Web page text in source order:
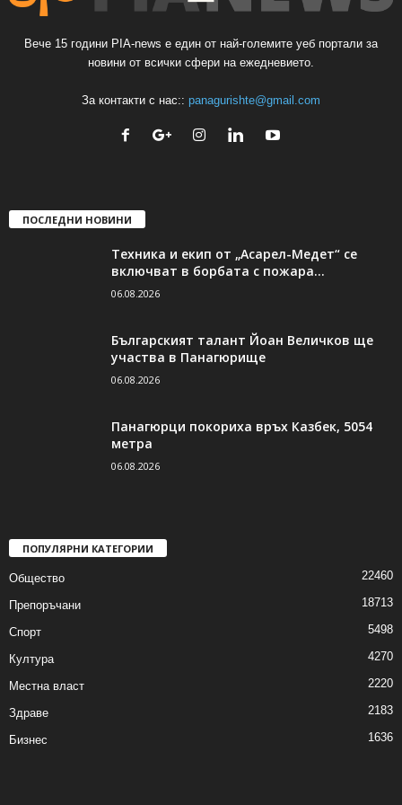
Вече 15 години PIA-news е един от най-големите уеб портали за
новини от всички сфери на ежедневието.
За контакти с нас:: panagurishte@gmail.com
ПОСЛЕДНИ НОВИНИ
Техника и екип от „Асарел-Медет“ се
включват в борбата с пожара...
06.08.2026
Българският талант Йоан Величков ще
участва в Панагюрище
06.08.2026
Панагюрци покориха връх Казбек, 5054
метра
06.08.2026
ПОПУЛЯРНИ КАТЕГОРИИ
Общество 22460
Препоръчани 18713
Спорт 5498
Култура 4270
Местна власт 2220
Здраве 2183
Бизнес 1636